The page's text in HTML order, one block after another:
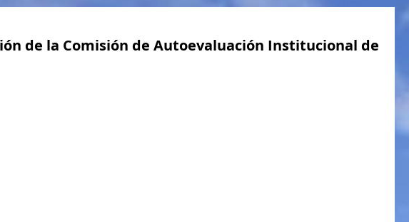
de la Comisión de Autoevaluación Institucional de